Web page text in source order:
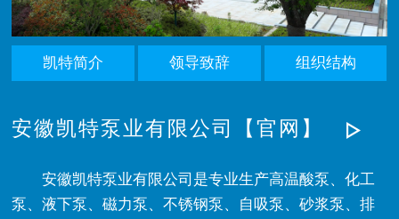
凯特简介 领导致辞 组织结构
安徽凯特泵业有限公司【官网】
安徽凯特泵业有限公司是专业生产高温酸泵、化工
泵、液下泵、磁力泵、不锈钢泵、自吸泵、砂浆泵、排